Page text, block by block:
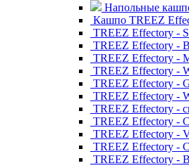
Напольные
Кашпо TREEZ
TREEZ Effectory -
TREEZ Effectory -
TREEZ Effectory -
TREEZ Effectory -
TREEZ Effectory -
TREEZ Effectory -
TREEZ Effectory -
TREEZ Effectory -
TREEZ Effectory -
TREEZ Effectory -
TREEZ Effectory -